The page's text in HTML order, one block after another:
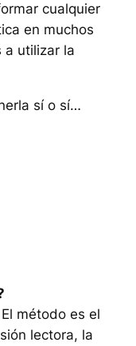
cualquier
en muchos
a utilizar la
sí o sí…
método es el
lectora, la